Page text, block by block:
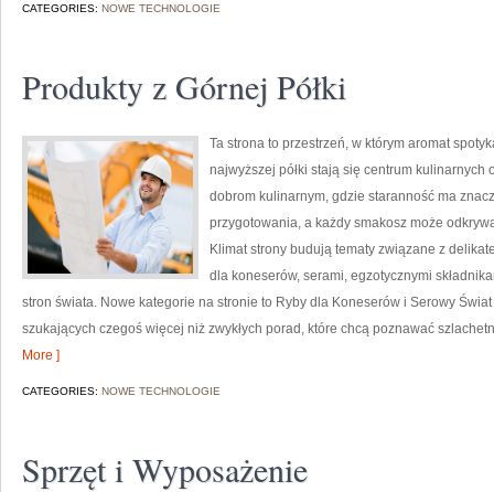
CATEGORIES: NOWE TECHNOLOGIE
Produkty z Górnej Półki
Ta strona to przestrzeń, w którym aromat
najwyższej półki stają się centrum
dobrom kulinarnym, gdzie staranność ma
przygotowania, a każdy smakosz może
Klimat strony budują tematy związane z
dla koneserów, serami, egzotycznymi
stron świata. Nowe kategorie na stronie to Ryby dla Koneserów i Serowy
szukających czegoś więcej niż zwykłych porad, które chcą poznawać
More ]
CATEGORIES: NOWE TECHNOLOGIE
Sprzęt i Wyposażenie